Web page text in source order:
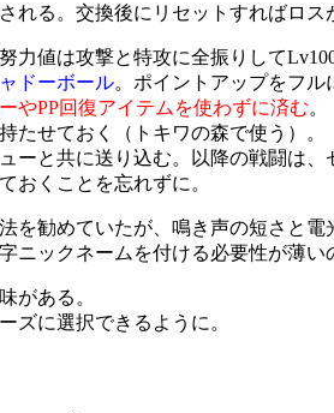
れる。交換後にリセットすればロス
力値は攻撃と特攻に全振りして
ドーボール。ポイントアップをフル
やPP回復アイテムを使わずに済む。
たせておく（トキワの森で使う）。
ーと共に送り込む。以降の戦闘は、
おくことを忘れずに。
を勧めていたが、鳴き声の短さと電
ニックネームを付ける必要性が薄い
がある。
ズに選択できるように。